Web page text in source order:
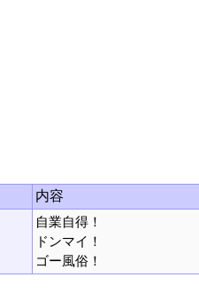
内容
自業自得！
ドンマイ！
ゴー風俗！